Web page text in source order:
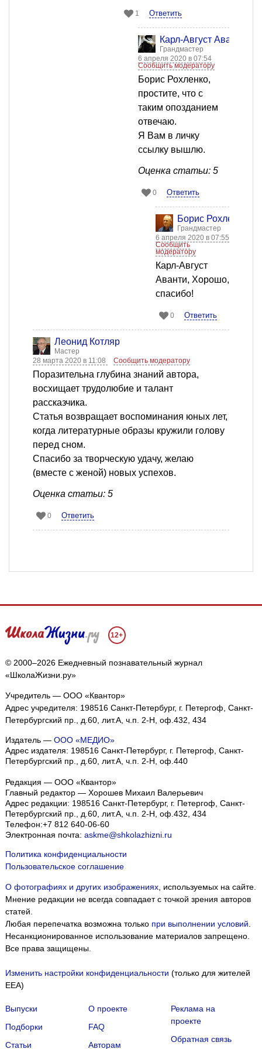
1 Ответить
Карл-Август Аванти
Грандмастер
6 апреля 2020 в 07:54
Сообщить модератору
Борис Рохленко,
простите, что с
таким опозданием
отвечаю.
Я Вам в личку
ссылку вышлю.
Оценка статьи: 5
0 Ответить
Борис Рохленко
Грандмастер
6 апреля 2020 в 07:55
Сообщить
модератору
Карл-Август
Аванти, Хорошо,
спасибо!
0 Ответить
Леонид Котляр
Мастер
28 марта 2020 в 11:08
Сообщить модератору
Поразительна глубина знаний автора,
восхищает трудолюбие и талант
рассказчика.
Статья возвращает воспоминания юных лет,
когда литературные образы кружили голову
перед сном.
Спасибо за творческую удачу, желаю
(вместе с женой) новых успехов.
Оценка статьи: 5
0 Ответить
12+
© 2000–2026 Ежедневный познавательный журнал
«ШколаЖизни.ру»
Учредитель — ООО «Квантор»
Адрес учредителя: 198516 Санкт-Петербург, г. Петергоф, Санкт-
Петербургский пр., д.60, лит.А, ч.п. 2-Н, оф.432, 434
Издатель — ООО «МЕДИО»
Адрес издателя: 198516 Санкт-Петербург, г. Петергоф, Санкт-
Петербургский пр., д.60, лит.А, ч.п. 2-Н, оф.440
Редакция — ООО «Квантор»
Главный редактор — Хорошев Михаил Валерьевич
Адрес редакции: 198516 Санкт-Петербург, г. Петергоф, Санкт-
Петербургский пр., д.60, лит.А, ч.п. 2-Н, оф.432, 434
Телефон:+7 812 640-06-60
Электронная почта: askme@shkolazhizni.ru
Политика конфиденциальности
Пользовательское соглашение
О фотографиях и других изображениях, используемых на сайте.
Мнение редакции не всегда совпадает с точкой зрения авторов
статей.
Любая перепечатка возможна только при выполнении условий.
Несанкционированное использование материалов запрещено.
Все права защищены.
Изменить настройки конфиденциальности (только для жителей
EEA)
Выпуски
Подборки
Статьи
О проекте
FAQ
Авторам
Реклама на
проекте
Обратная связь